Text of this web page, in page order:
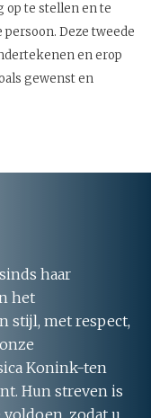
op te stellen en te
Deze tweede
en erop
gewenst en
haar
het
stijl, met respect,
Konink-ten
Hun streven is
zodat u